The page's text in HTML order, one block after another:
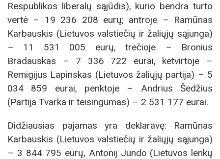
Respublikos liberalų sąjūdis), kurio bendra turto
vertė – 19 236 208 eurų; antroje – Ramūnas
Karbauskis (Lietuvos valstiečių ir žaliųjų sąjunga)
– 11 531 005 eurų, trečioje – Bronius
Bradauskas – 7 336 722 eurai, ketvirtoje –
Remigijus Lapinskas (Lietuvos žaliųjų partija) – 5
034 859 eurai, penktoje – Andrius Šedžius
(Partija Tvarka ir teisingumas) – 2 531 177 eurai.
Didžiausias pajamas yra deklaravę: Ramūnas
Karbauskis (Lietuvos valstiečių ir žaliųjų sąjunga)
– 3 844 795 eurų, Antonij Jundo (Lietuvos lenkų